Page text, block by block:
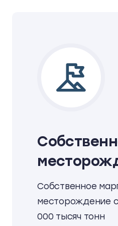
Собственное
месторождение
000 тысяч тонн